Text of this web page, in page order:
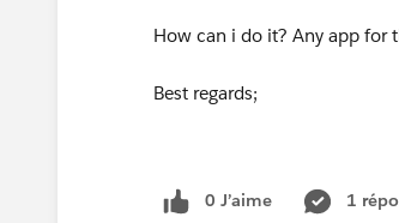
How can i do it? Any app for
Best regards;
0 J’aime 1